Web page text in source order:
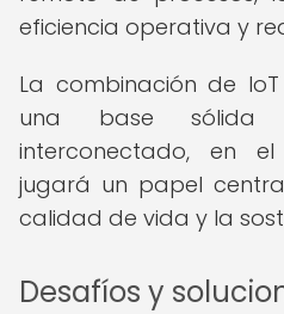
eficiencia operativa y
La combinación de
una base
interconectado, en
jugará un papel
calidad de vida y la
Desafíos y